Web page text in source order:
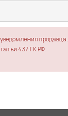
продавца.
437 ГК РФ.